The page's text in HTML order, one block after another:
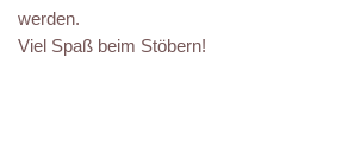
werden.
Viel Spaß beim Stöbern!